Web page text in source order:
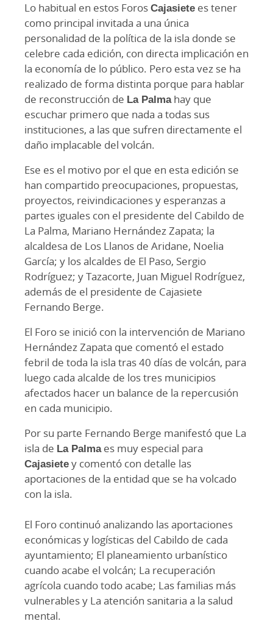
Lo habitual en estos ForosCajasiete es tener
como principal invitada a una única
personalidad de la política de la isla donde se
celebre cada edición, con directa implicación en
la economía de lo público. Pero esta vez se ha
realizado de forma distinta porque para hablar
de reconstrucción de La Palmahay que
escuchar primero que nada a todas sus
instituciones, a las que sufren directamente el
daño implacable del volcán.
Ese es el motivo por el que en esta edición se
han compartido preocupaciones, propuestas,
proyectos, reivindicaciones y esperanzas a
partes iguales con el presidente del Cabildo de
La Palma, Mariano Hernández Zapata; la
alcaldesa de Los Llanos de Aridane, Noelia
García; y los alcaldes de El Paso, Sergio
Rodríguez; y Tazacorte, Juan Miguel Rodríguez,
además de el presidente de Cajasiete
Fernando Berge.
El Foro se inició con la intervención de Mariano
Hernández Zapata que comentó el estado
febril de toda la isla tras 40 días de volcán, para
luego cada alcalde de los tres municipios
afectados hacer un balance de la repercusión
en cada municipio.
Por su parte Fernando Berge manifestó que La
isla de La Palmaes muy especial para
Cajasietey comentó con detalle las
aportaciones de la entidad que se ha volcado
con la isla.
El Foro continuó analizando las aportaciones
económicas y logísticas del Cabildo de cada
ayuntamiento; El planeamiento urbanístico
cuando acabe el volcán; La recuperación
agrícola cuando todo acabe; Las familias más
vulnerables y La atención sanitaria a la salud
mental.